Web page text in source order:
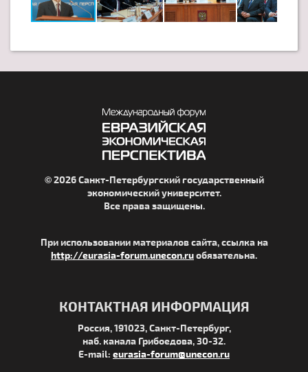
© 2026 Санкт-Петербургский государственный
экономический университет.
Все права защищены.
При использовании материалов сайта, ссылка на
http://eurasia-forum.unecon.ruобязательна.
КОНТАКТНАЯ ИНФОРМАЦИЯ
Россия, 191023, Санкт-Петербург,
наб. канала Грибоедова, 30-32.
E-mail: eurasia-forum@unecon.ru